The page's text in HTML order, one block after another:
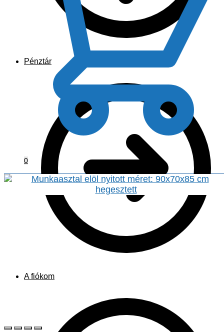
Pénztár
A fiókom
0